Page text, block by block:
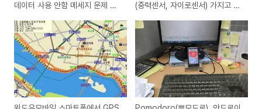
데이터 사용 안함 메세지 문제 해
(중력센서, 자이로센서) 가지고 노